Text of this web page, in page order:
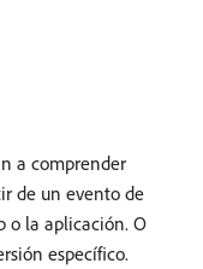
a comprender
de un evento de
o la aplicación. O
específico.